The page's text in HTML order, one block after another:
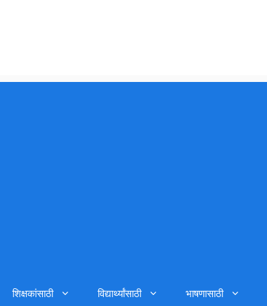
शिक्षकांसाठी विद्यार्थ्यांसाठी भाषणासाठी